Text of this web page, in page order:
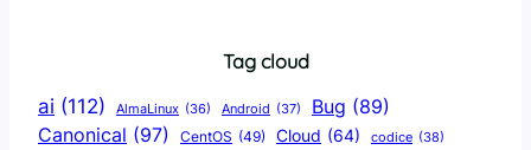
Tag cloud
ai (112) AlmaLinux (36) Android (37) Bug (89)
Canonical (97) CentOS (49) Cloud (64) codice (38)